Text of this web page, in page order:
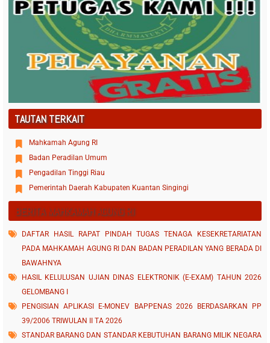
TAUTAN TERKAIT
Mahkamah Agung RI
Badan Peradilan Umum
Pengadilan Tinggi Riau
Pemerintah Daerah Kabupaten Kuantan Singingi
BERITA MAHKAMAH AGUNG RI
DAFTAR HASIL RAPAT PINDAH TUGAS TENAGA KESEKRETARIATAN
PADA MAHKAMAH AGUNG RI DAN BADAN PERADILAN YANG BERADA DI
BAWAHNYA
HASIL KELULUSAN UJIAN DINAS ELEKTRONIK (E-EXAM) TAHUN 2026
GELOMBANG I
PENGISIAN APLIKASI E-MONEV BAPPENAS 2026 BERDASARKAN PP
39/2006 TRIWULAN II TA 2026
STANDAR BARANG DAN STANDAR KEBUTUHAN BARANG MILIK NEGARA